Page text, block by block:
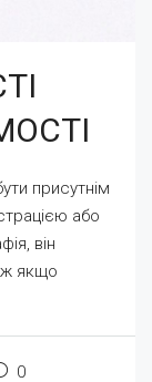
присутнім
або
він
якщо
0